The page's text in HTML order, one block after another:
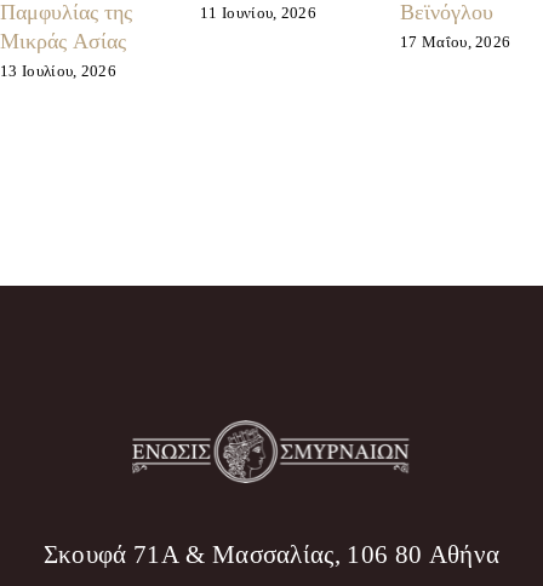
Παμφυλίας της
Μικράς Ασίας
13 Ιουλίου, 2026
11 Ιουνίου, 2026
Βεϊνόγλου
17 Μαΐου, 2026
Σκουφά 71Α & Μασσαλίας, 106 80 Αθήνα